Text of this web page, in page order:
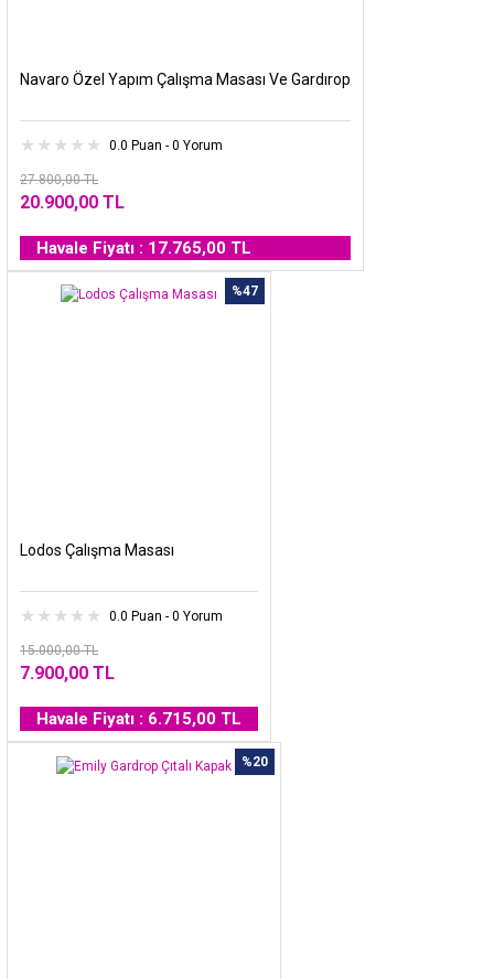
Navaro Özel Yapım Çalışma Masası Ve Gardırop
0.0 Puan - 0 Yorum
27.800,00 TL
20.900,00 TL
Havale Fiyatı : 17.765,00 TL
%47
Lodos Çalışma Masası
0.0 Puan - 0 Yorum
15.000,00 TL
7.900,00 TL
Havale Fiyatı : 6.715,00 TL
%20